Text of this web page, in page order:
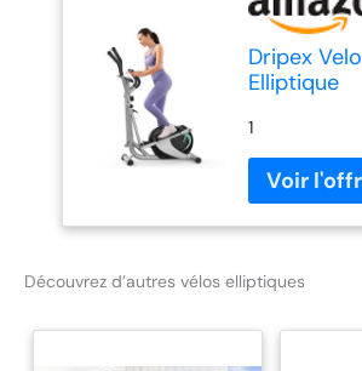
Dripex Velo
Elliptique
1
Découvrez d’autres vélos elliptiques